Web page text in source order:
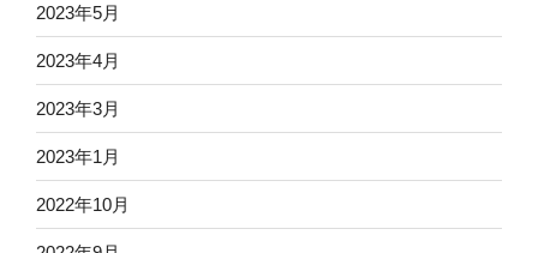
2023年5月
2023年4月
2023年3月
2023年1月
2022年10月